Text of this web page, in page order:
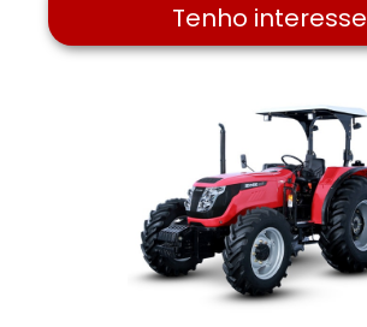
Tenho interesse